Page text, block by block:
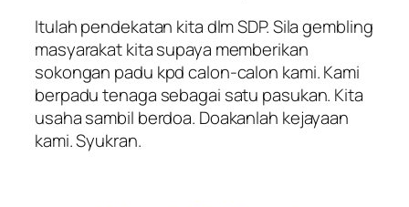
Itulah pendekatan kita dlm SDP. Sila gembling
masyarakat kita supaya memberikan
sokongan padu kpd calon-calon kami. Kami
berpadu tenaga sebagai satu pasukan. Kita
usaha sambil berdoa. Doakanlah kejayaan
kami. Syukran.